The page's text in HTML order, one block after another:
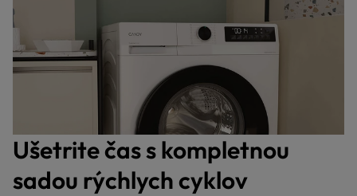
Ušetrite čas s kompletnou
sadou rýchlych cyklov